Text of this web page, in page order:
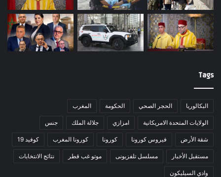
Tags
البكالوريا الحجر الصحي الحكومة المغرب
الولايات المتحدة الامريكانية امزازي جلالة الملك جنس
شقة الأرض فيروس كورونا كورونا كورونا المغرب كوفيد 19
مستقبل الأخبار مسلسل تلفزيونى موتو غب قطر نتائج الانتخابات
وادي السيليكون